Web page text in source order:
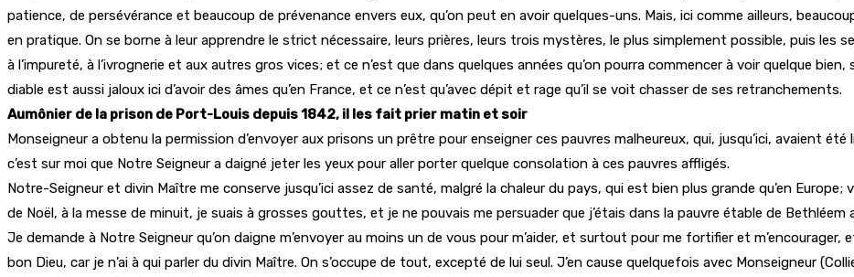
patience, de persévérance et beaucoup de prévenance envers eux, qu’on peut en avoir quelques-uns. Mais, ici comme ailleurs,
en pratique. On se borne à leur apprendre le strict nécessaire, leurs prières, leurs trois mystères, le plus simplement possible, puis les
à l’impureté, à l’ivrognerie et aux autres gros vices; et ce n’est que dans quelques années qu’on pourra commencer à voir quelque
diable est aussi jaloux ici d’avoir des âmes qu’en France, et ce n’est qu’avec dépit et rage qu’il se voit chasser de ses retranchements.
Aumônier de la prison de Port-Louis depuis 1842, il les fait prier matin et soir
Monseigneur a obtenu la permission d’envoyer aux prisons un prêtre pour enseigner ces pauvres malheureux, qui, jusqu’ici, avaient
c’est sur moi que Notre Seigneur a daigné jeter les yeux pour aller porter quelque consolation à ces pauvres affligés.
Notre-Seigneur et divin Maître me conserve jusqu’ici assez de santé, malgré la chaleur du pays, qui est bien plus grande qu’en
de Noël, à la messe de minuit, je suais à grosses gouttes, et je ne pouvais me persuader que j’étais dans la pauvre étable de
Je demande à Notre Seigneur qu’on daigne m’envoyer au moins un de vous pour m’aider, et surtout pour me fortifier et
bon Dieu, car je n’ai à qui parler du divin Maître. On s’occupe de tout, excepté de lui seul. J’en cause quelquefois avec Monseigneur